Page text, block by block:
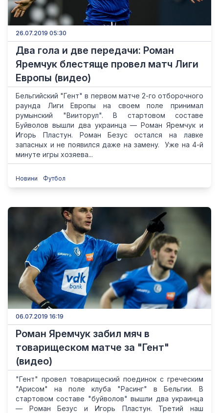
26.07.2019 05:30
Два гола и две передачи: Роман
Яремчук блестяще провел матч Лиги
Европы (видео)
Бельгийский "Гент" в первом матче 2-го отборочного
раунда Лиги Европы на своем поле принимал
румынский "Вииторул". В стартовом составе
Буйволов вышли два украинца — Роман Яремчук и
Игорь Пластун. Роман Безус остался на лавке
запасных и не появился даже на замену. Уже на 4-й
минуте игры хозяева...
Новини Футбол
06.07.2019 16:19
Роман Яремчук забил мяч в
товарищеском матче за "Гент"
(видео)
"Гент" провел товарищеский поединок с греческим
"Арисом" на поле клуба "Расинг" в Бельгии. В
стартовом составе "буйволов" вышли два украинца
— Роман Безус и Игорь Пластун. Третий наш